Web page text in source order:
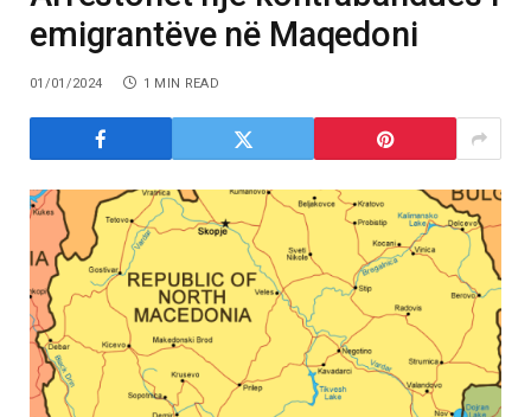
emigrantëve në Maqedoni
01/01/2024 1 MIN READ